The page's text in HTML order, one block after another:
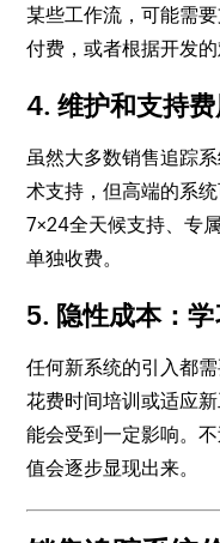
某些工作流，可能需
付费，或者根据开发
4. 维护和支持费
虽然大多数销售追踪
术支持，但高端的系
7×24全天候支持、专
单独收费。
5. 隐性成本：
任何新系统的引入都
花费时间培训或适应
能会受到一定影响。
值会逐步显现出来。